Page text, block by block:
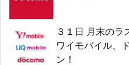
３１日 月末のラ
ワイモバイル、
ン！